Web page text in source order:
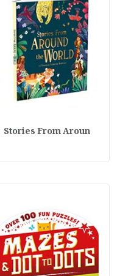
Stories From Aroun